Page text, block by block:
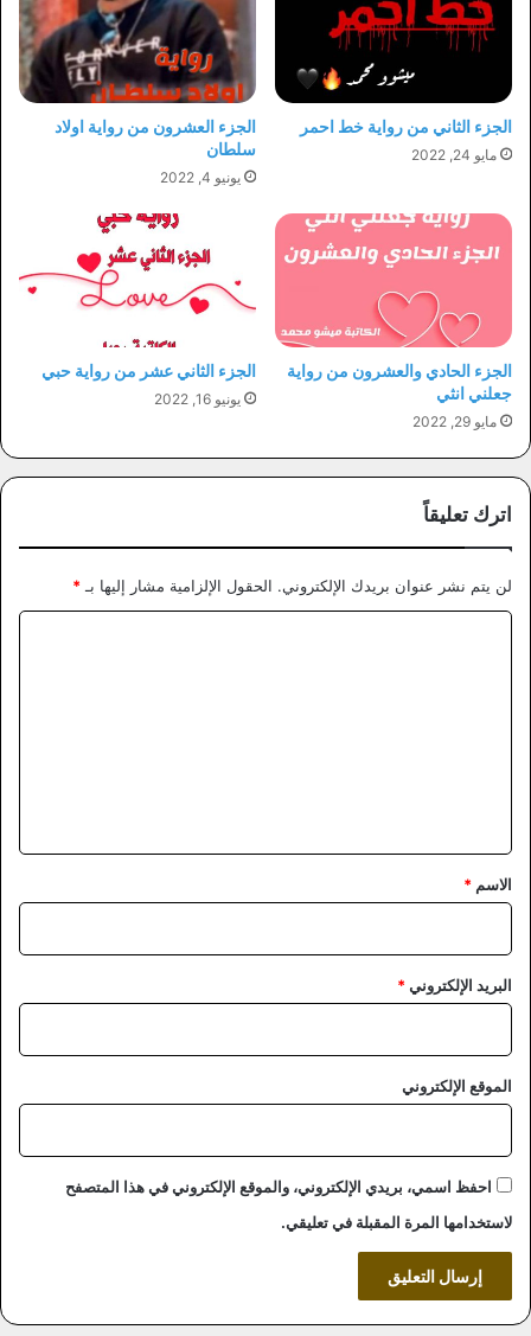
الجزء الثاني من رواية خط احمر
مايو 24, 2022
الجزء العشرون من رواية اولاد
سلطان
يونيو 4, 2022
الجزء الحادي والعشرون من رواية
جعلني انثي
مايو 29, 2022
الجزء الثاني عشر من رواية حبي
يونيو 16, 2022
اترك تعليقاً
لن يتم نشر عنوان بريدك الإلكتروني. الحقول الإلزامية مشار إليها بـ *
*
الاسم *
البريد الإلكتروني*
الموقع الإلكتروني
احفظ اسمي، بريدي الإلكتروني، والموقع الإلكتروني في هذا المتصفح
لاستخدامها المرة المقبلة في تعليقي.